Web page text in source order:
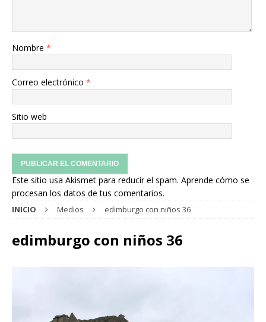
Nombre *
Correo electrónico *
Sitio web
Este sitio usa Akismet para reducir el spam. Aprende cómo se
procesan los datos de tus comentarios.
INICIO Medios edimburgo con niños 36
edimburgo con niños 36